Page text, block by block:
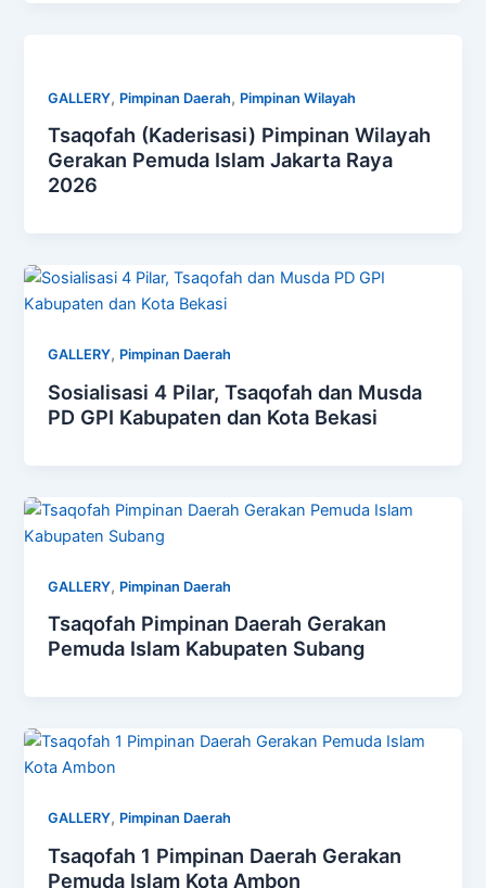
GALLERY, Pimpinan Daerah, Pimpinan Wilayah
Tsaqofah (Kaderisasi) Pimpinan Wilayah
Gerakan Pemuda Islam Jakarta Raya
2026
GALLERY, Pimpinan Daerah
Sosialisasi 4 Pilar, Tsaqofah dan Musda
PD GPI Kabupaten dan Kota Bekasi
GALLERY, Pimpinan Daerah
Tsaqofah Pimpinan Daerah Gerakan
Pemuda Islam Kabupaten Subang
GALLERY, Pimpinan Daerah
Tsaqofah 1 Pimpinan Daerah Gerakan
Pemuda Islam Kota Ambon